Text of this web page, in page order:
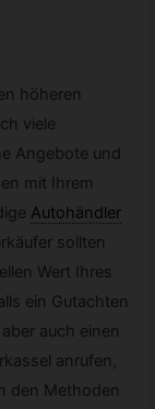
höheren
viele
Angebote und
mit Ihrem
Autohändler
sollten
Wert Ihres
ein Gutachten
auch einen
anrufen,
den Methoden